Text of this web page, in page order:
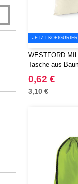
JETZT
WESTFORD
Tasche aus
0,62 €
3,10 €